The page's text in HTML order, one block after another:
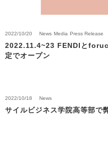
2022/10/20 News Media Press Release
2022.11.4~23 FENDIと
定でオープン